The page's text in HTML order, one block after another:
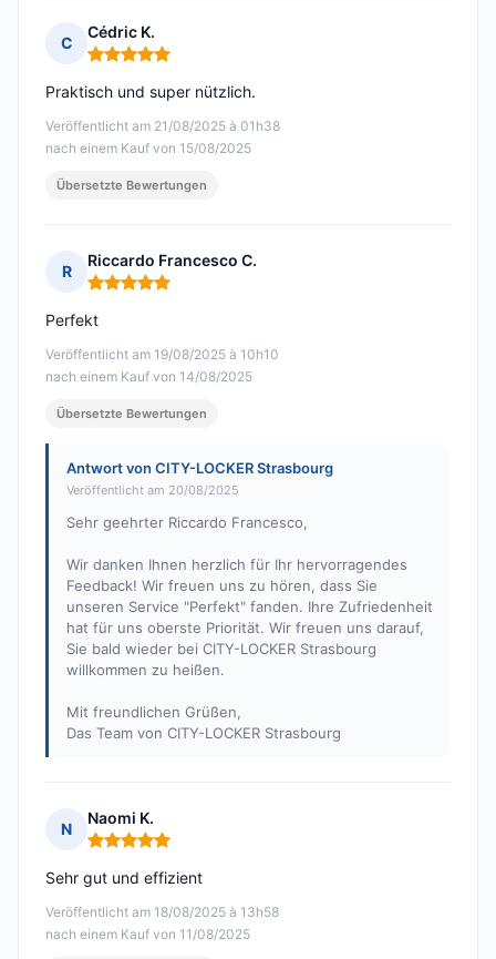
C
Cédric K.
Hinweis: 5 von 5
Veröffentlicht am 21/08/2025 à 01h38
nach einem Kauf von 15/08/2025
Praktisch und super nützlich.
Übersetzte Bewertungen
R
Riccardo Francesco C.
Hinweis: 5 von 5
Veröffentlicht am 19/08/2025 à 10h10
nach einem Kauf von 14/08/2025
Perfekt
Übersetzte Bewertungen
Antwort von CITY-LOCKER Strasbourg
Veröffentlicht am 20/08/2025
Sehr geehrter Riccardo Francesco,
Wir danken Ihnen herzlich für Ihr hervorragendes
Feedback! Wir freuen uns zu hören, dass Sie
unseren Service "Perfekt" fanden. Ihre Zufriedenheit
hat für uns oberste Priorität. Wir freuen uns darauf,
Sie bald wieder bei CITY-LOCKER Strasbourg
willkommen zu heißen.
Mit freundlichen Grüßen,
Das Team von CITY-LOCKER Strasbourg
N
Naomi K.
Hinweis: 5 von 5
Veröffentlicht am 18/08/2025 à 13h58
nach einem Kauf von 11/08/2025
Sehr gut und effizient